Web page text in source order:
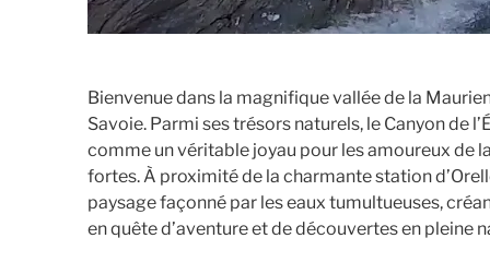
Bienvenue dans la magnifique vallée de la
Savoie. Parmi ses trésors naturels, le Canyon de
comme un véritable joyau pour les amoureux de
fortes. À proximité de la charmante station
paysage façonné par les eaux tumultueuses,
en quête d’aventure et de découvertes en pleine